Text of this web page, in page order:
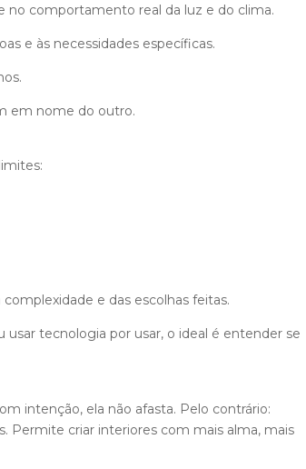
no comportamento real da luz e do clima.
e às necessidades específicas.
em nome do outro.
e das escolhas feitas.
tecnologia por usar, o ideal é entender se
intenção, ela não afasta. Pelo contrário:
Permite criar interiores com mais alma, mais